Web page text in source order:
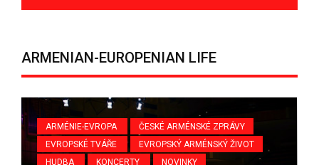
ARMENIAN-EUROPENIAN LIFE
ARMÉNIE-EVROPA
ČESKÉ ARMÉNSKÉ ZPRÁVY
EVROPSKÉ TVÁŘE
EVROPSKÝ ARMÉNSKÝ ŽIVOT
HUDBA
KONCERTY
NOVINKY